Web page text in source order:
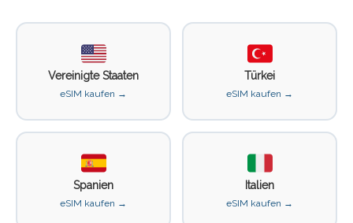
Vereinigte Staaten
eSIM kaufen →
Türkei
eSIM kaufen →
Spanien
eSIM kaufen →
Italien
eSIM kaufen →